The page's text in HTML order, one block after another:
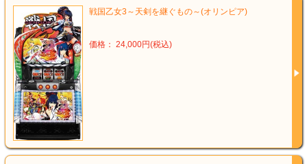
戦国乙女3～天剣を継ぐもの～(オリンピア)
価格： 24,000円(税込)